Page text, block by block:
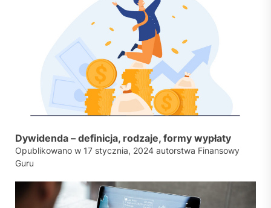
Dywidenda – definicja, rodzaje, formy wypłaty
Opublikowano w 17 stycznia, 2024 autorstwa Finansowy
Guru